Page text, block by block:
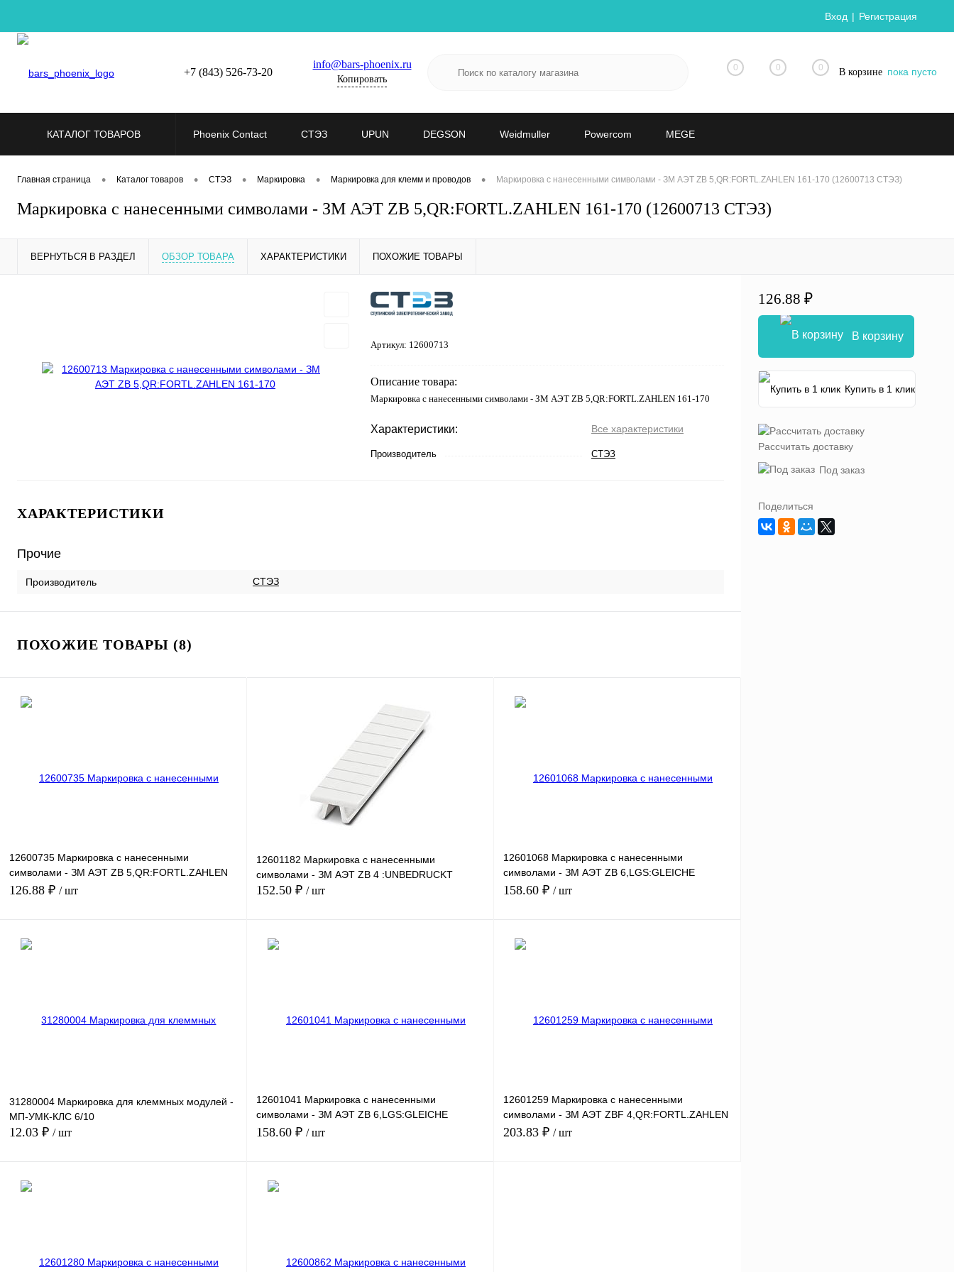
Вход Регистрация
+7 (843) 526-73-20
info@bars-phoenix.ru
Копировать
0 0 0 В корзине пока пусто
КАТАЛОГ ТОВАРОВ Phoenix Contact СТЭЗ UPUN DEGSON Weidmuller Powercom MEGE
Главная страница • Каталог товаров • СТЭЗ • Маркировка • Маркировка для клемм и проводов • Маркировка с нанесенными символами - ЗМ АЭТ ZB 5,QR:FORTL.ZAHLEN 161-170 (12600713 СТЭЗ)
Маркировка с нанесенными символами - ЗМ АЭТ ZB 5,QR:FORTL.ZAHLEN 161-170 (12600713 СТЭЗ)
ВЕРНУТЬСЯ В РАЗДЕЛ ОБЗОР ТОВАРА ХАРАКТЕРИСТИКИ ПОХОЖИЕ ТОВАРЫ
Артикул: 12600713
Описание товара:
Маркировка с нанесенными символами - ЗМ АЭТ ZB 5,QR:FORTL.ZAHLEN 161-170
Характеристики: Все характеристики
Производитель СТЭЗ
ХАРАКТЕРИСТИКИ
Прочие
Производитель СТЭЗ
ПОХОЖИЕ ТОВАРЫ (8)
12600735 Маркировка с нанесенными
символами - ЗМ АЭТ ZB 5,QR:FORTL.ZAHLEN
381-390
126.88 ₽ / шт
12601182 Маркировка с нанесенными
символами - ЗМ АЭТ ZB 4 :UNBEDRUCKT
152.50 ₽ / шт
12601068 Маркировка с нанесенными
символами - ЗМ АЭТ ZB 6,LGS:GLEICHE
ZAHLEN 73
158.60 ₽ / шт
31280004 Маркировка для клеммных модулей -
МП-УМК-КЛС 6/10
12.03 ₽ / шт
12601041 Маркировка с нанесенными
символами - ЗМ АЭТ ZB 6,LGS:GLEICHE
ZAHLEN 46
158.60 ₽ / шт
12601259 Маркировка с нанесенными
символами - ЗМ АЭТ ZBF 4,QR:FORTL.ZAHLEN
51-60
203.83 ₽ / шт
126.88 ₽
В корзину
Купить в 1 клик
Рассчитать доставку
Под заказ
Поделиться